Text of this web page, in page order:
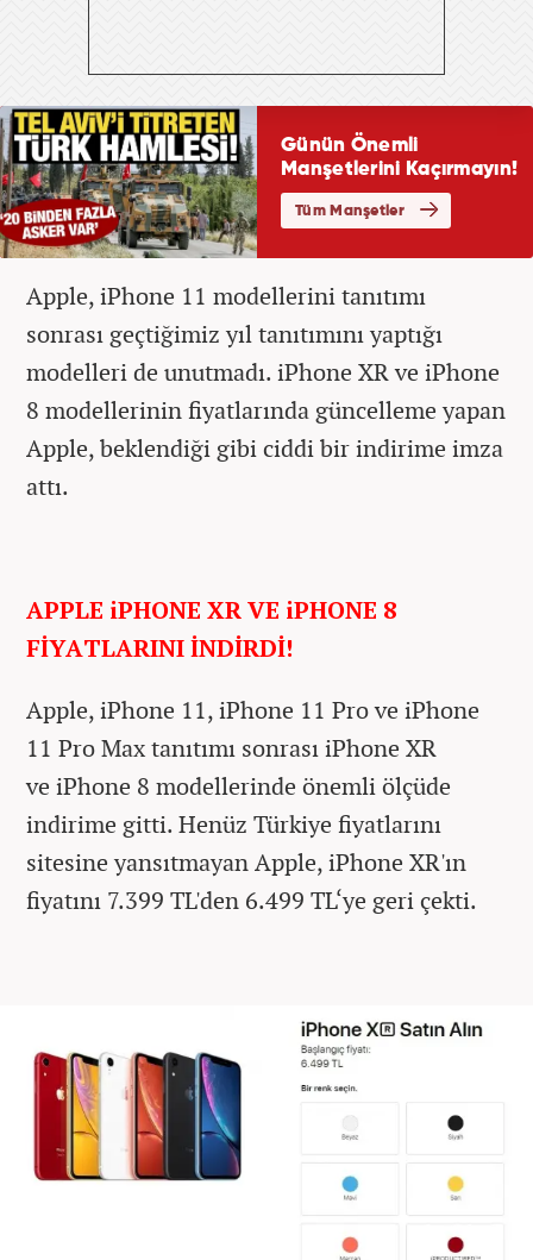
Apple, iPhone 11 modellerini tanıtımı
sonrası geçtiğimiz yıl tanıtımını yaptığı
modelleri de unutmadı. iPhone XR ve iPhone
8 modellerinin fiyatlarında güncelleme yapan
Apple, beklendiği gibi ciddi bir indirime imza
attı.
APPLE iPHONE XR VE iPHONE 8
FİYATLARINI İNDİRDİ!
Apple, iPhone 11, iPhone 11 Pro ve iPhone
11 Pro Max tanıtımı sonrası iPhone XR
ve iPhone 8 modellerinde önemli ölçüde
indirime gitti. Henüz Türkiye fiyatlarını
sitesine yansıtmayan Apple, iPhone XR'ın
fiyatını 7.399 TL'den 6.499 TL‘ye geri çekti.